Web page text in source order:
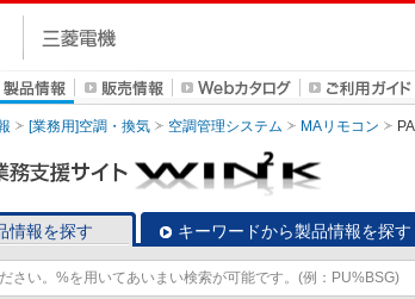
[業務用]空調・換気 空調管理システム MAリモコン
情報を探す キーワードから製品情報を探す